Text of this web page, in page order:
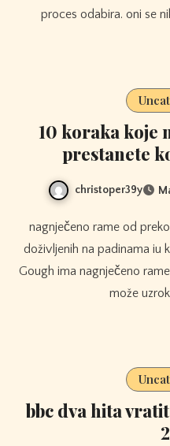
proces odabira. oni se
10 koraka koje
prestanete
christoper39y
nagnječeno rame od prekomjernog broja padova i sudara
doživljenih na padinama iu
Gough ima nagnječeno
može
bbc dva hita